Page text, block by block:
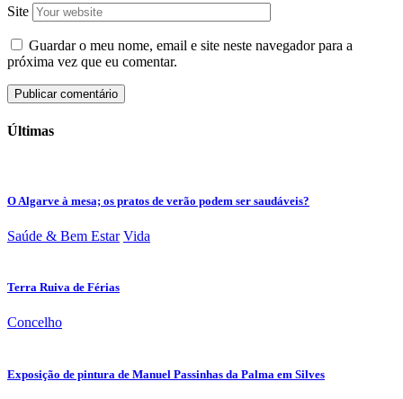
Site
Guardar o meu nome, email e site neste navegador para a
próxima vez que eu comentar.
Últimas
O Algarve à mesa; os pratos de verão podem ser saudáveis?
Saúde & Bem Estar Vida
Terra Ruiva de Férias
Concelho
Exposição de pintura de Manuel Passinhas da Palma em Silves